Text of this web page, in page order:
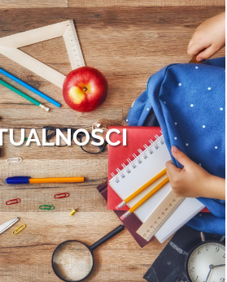
Mazowsza.
obsypane nagrodami!
do samego końca całą gamą
szalonej radości po rozczarowanie i gorzki